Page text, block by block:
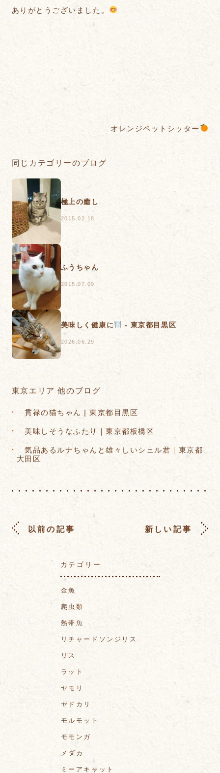
ありがとうございました。
オレンジペットシッター
同じカテゴリーのブログ
極上の癒し
2015.02.18
ふうちゃん
2015.07.09
美味しく健康に - 東京都目黒区
2026.06.29
東京エリア 他のブログ
貫禄の猫ちゃん | 東京都目黒区
美味しそうなふたり｜東京都板橋区
気品あるルナちゃんと雄々しいシェル君｜東京都
大田区
以前の記事 新しい記事
カテゴリー
金魚
爬虫類
熱帯魚
リチャードソンジリス
リス
ラット
ヤモリ
ヤドカリ
モルモット
モモンガ
メダカ
ミーアキャット